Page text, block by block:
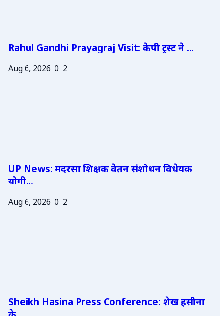
Rahul Gandhi Prayagraj Visit: केपी ट्रस्ट ने ...
Aug 6, 2026 0 2
UP News: मदरसा शिक्षक वेतन संशोधन विधेयक
योगी...
Aug 6, 2026 0 2
Sheikh Hasina Press Conference: शेख हसीना